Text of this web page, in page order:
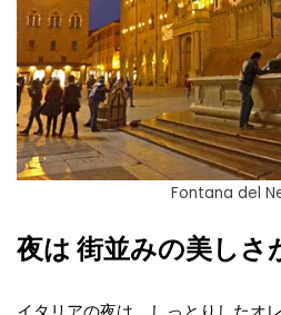
Fontana del
夜は 街並みの美しさ